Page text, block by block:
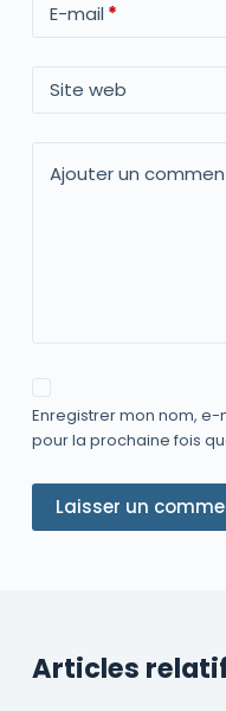
E-mail *
Site web
Ajouter un
Enregistrer mon nom,
pour la prochaine fois
Laisser un
Articles